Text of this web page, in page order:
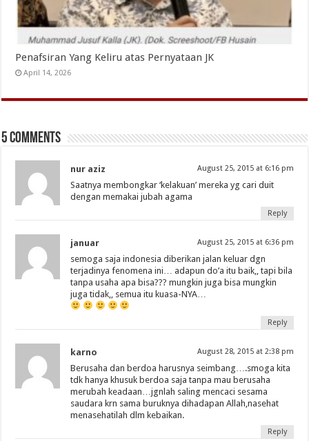
Penafsiran Yang Keliru atas Pernyataan JK
April 14, 2026
5 comments
nur aziz August 25, 2015 at 6:16 pm
Saatnya membongkar ‘kelakuan’ mereka yg cari duit
dengan memakai jubah agama
Reply
januar August 25, 2015 at 6:36 pm
semoga saja indonesia diberikan jalan keluar dgn
terjadinya fenomena ini… adapun do’a itu baik,, tapi bila
tanpa usaha apa bisa??? mungkin juga bisa mungkin
juga tidak,, semua itu kuasa-NYA…
Reply
karno August 28, 2015 at 2:38 pm
Berusaha dan berdoa harusnya seimbang….smoga kita
tdk hanya khusuk berdoa saja tanpa mau berusaha
merubah keadaan…jgnlah saling mencaci sesama
saudara krn sama buruknya dihadapan Allah,nasehat
menasehatilah dlm kebaikan.
Reply